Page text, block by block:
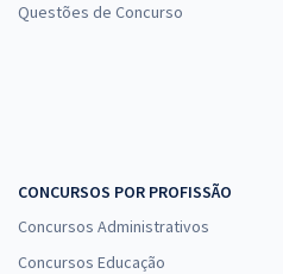
Questões de Concurso
CONCURSOS POR PROFISSÃO
Concursos Administrativos
Concursos Educação